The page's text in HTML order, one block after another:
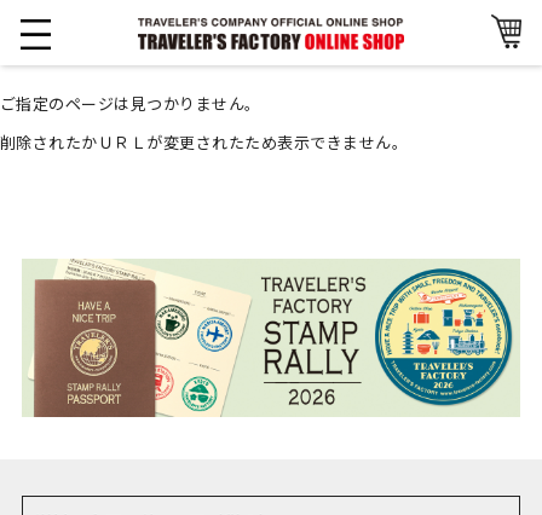
ご指定のページは見つかりません。
削除されたかＵＲＬが変更されたため表示できません。